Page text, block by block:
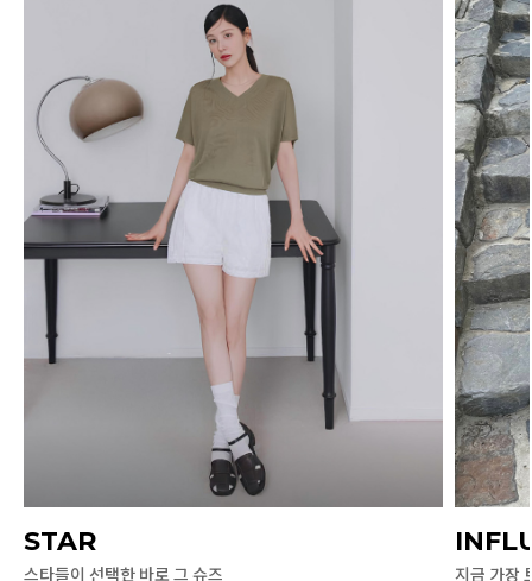
STAR
스타들이 선택한 바로 그 슈즈 지금 가장